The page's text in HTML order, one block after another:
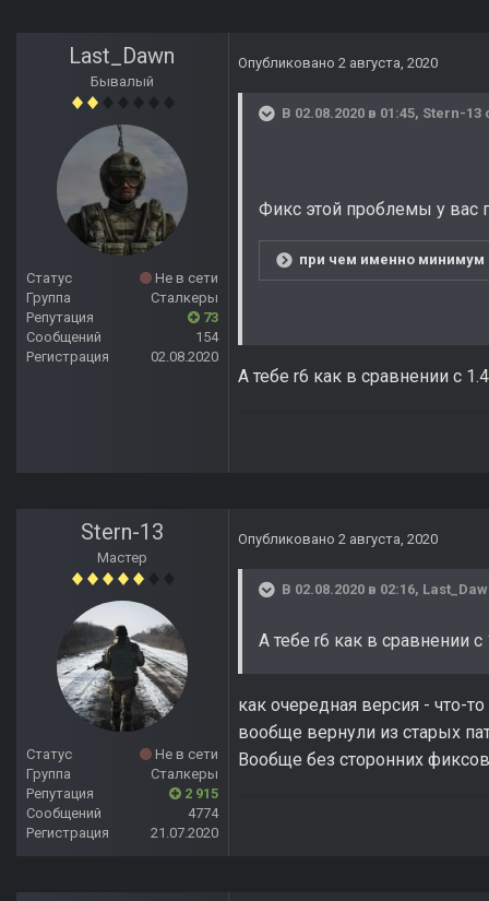
Last_Dawn
Бывалый
Статус
Не в сети
Группа
Сталкеры
Репутация
73
Сообщений
154
Регистрация
02.08.2020
Опубликовано 2 августа, 2020
В 02.08.2020 в 01:45, Stern-13
Фикс этой проблемы у вас
при чем именно минимум
А тебе r6 как в сравнении с
Stern-13
Мастер
Статус
Не в сети
Группа
Сталкеры
Репутация
2 915
Сообщений
4774
Регистрация
21.07.2020
Опубликовано 2 августа, 2020
В 02.08.2020 в 02:16,
А тебе r6 как в сравнении с
как очередная версия - что-
вообще вернули из старых
Вообще без сторонних